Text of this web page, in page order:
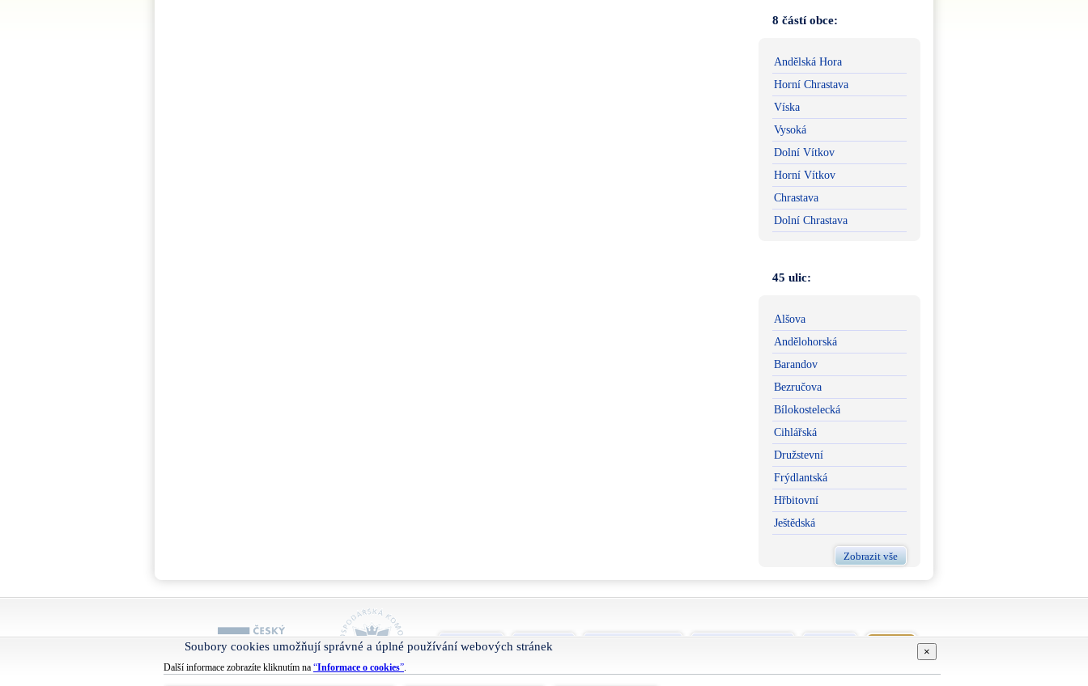
8 částí obce:
Andělská Hora
Horní Chrastava
Víska
Vysoká
Dolní Vítkov
Horní Vítkov
Chrastava
Dolní Chrastava
45 ulic:
Alšova
Andělohorská
Barandov
Bezručova
Bílokostelecká
Cihlářská
Družstevní
Frýdlantská
Hřbitovní
Ještědská
Zobrazit vše
O projektu Nápověda
×
Soubory cookies umožňují správné a úplné používání webových stránek
Další informace zobrazíte kliknutím na “Informace o cookies”.